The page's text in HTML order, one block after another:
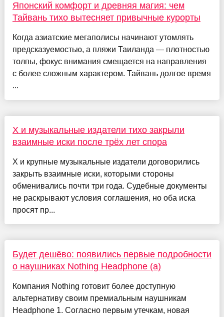
Японский комфорт и древняя магия: чем
Тайвань тихо вытесняет привычные курорты
Когда азиатские мегаполисы начинают утомлять
предсказуемостью, а пляжи Таиланда — плотностью
толпы, фокус внимания смещается на направления
с более сложным характером. Тайвань долгое время
...
X и музыкальные издатели тихо закрыли
взаимные иски после трёх лет спора
X и крупные музыкальные издатели договорились
закрыть взаимные иски, которыми стороны
обменивались почти три года. Судебные документы
не раскрывают условия соглашения, но оба иска
просят пр...
Будет дешёво: появились первые подробности
о наушниках Nothing Headphone (a)
Компания Nothing готовит более доступную
альтернативу своим премиальным наушникам
Headphone 1. Согласно первым утечкам, новая